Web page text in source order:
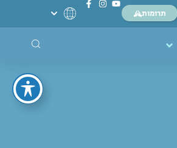
תרומות